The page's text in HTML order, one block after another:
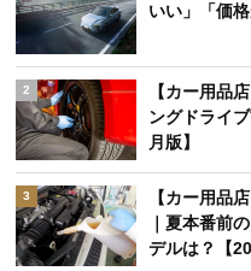
いい」「価
2
【カー用品
ングドライ
月版】
3
【カー用品
｜夏本番前
デルは？【